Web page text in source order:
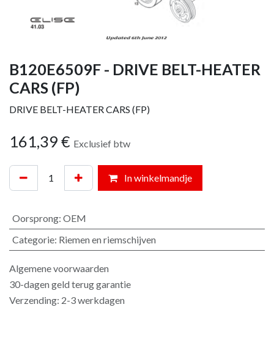
B120E6509F - DRIVE BELT-HEATER
CARS (FP)
DRIVE BELT-HEATER CARS (FP)
161,39 € Exclusief btw
In winkelmandje
Oorsprong: OEM
Categorie: Riemen en riemschijven
Algemene voorwaarden
30-dagen geld terug garantie
Verzending: 2-3 werkdagen